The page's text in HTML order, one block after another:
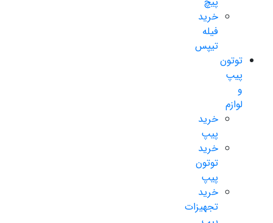
خرید
فیله
تیپس
توتون
پیپ
و
لوازم
خرید
پیپ
خرید
توتون
پیپ
خرید
تجهیزات